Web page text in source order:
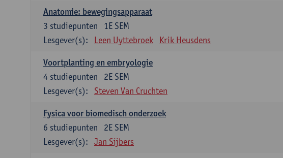
Anatomie: bewegingsapparaat
1E SEM
3 studiepunten
Lesgever(s):
Leen Uyttebroek Krik Heusdens
Voortplanting en embryologie
2E SEM
4 studiepunten
Lesgever(s):
Steven Van Cruchten
Fysica voor biomedisch onderzoek
2E SEM
6 studiepunten
Lesgever(s):
Jan Sijbers